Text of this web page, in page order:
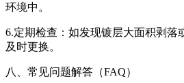
环境中。
6.定期检查：如发现镀层大面积剥落
及时更换。
八、常见问题解答（FAQ）